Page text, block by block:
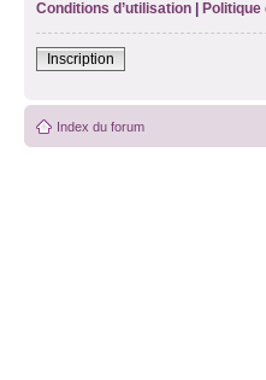
Conditions d’utilisation | Politique
Inscription
Index du forum